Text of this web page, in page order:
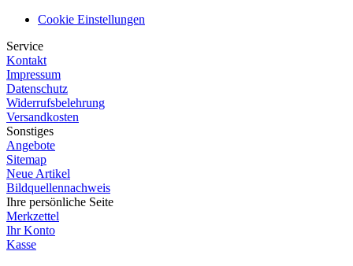
Cookie Einstellungen
Service
Kontakt
Impressum
Datenschutz
Widerrufsbelehrung
Versandkosten
Sonstiges
Angebote
Sitemap
Neue Artikel
Bildquellennachweis
Ihre persönliche Seite
Merkzettel
Ihr Konto
Kasse